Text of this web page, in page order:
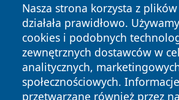
Nasza strona korzysta z
działała prawidłowo.
cookies i podobnych
zewnętrznych dostawców w
analitycznych,
społecznościowych.
przetwarzane również przez